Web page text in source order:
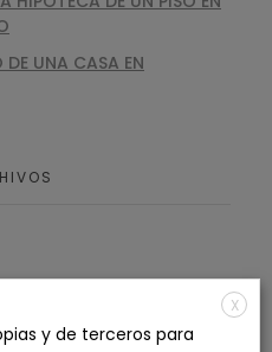
DE UNA CASA EN
X
y de terceros para